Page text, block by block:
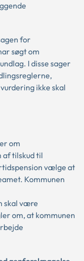
for
søgt om
I disse sager
ikke skal
om
af tilskud til
vælge at
Kommunen
skal være
om, at kommunen